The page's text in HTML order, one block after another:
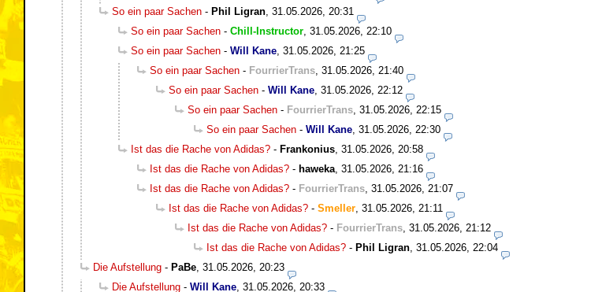
So ein paar Sachen - Phil Ligran 31.05.2026, 20:31
So ein paar Sachen - Chill-Instructor 31.05.2026, 22:10
So ein paar Sachen - Will Kane 31.05.2026, 21:25
So ein paar Sachen - FourrierTrans 31.05.2026, 21:40
So ein paar Sachen - Will Kane 31.05.2026, 22:12
So ein paar Sachen - FourrierTrans 31.05.2026, 22:15
So ein paar Sachen - Will Kane 31.05.2026, 22:30
Ist das die Rache von Adidas? - Frankonius 31.05.2026, 20:58
Ist das die Rache von Adidas? - haweka 31.05.2026, 21:16
Ist das die Rache von Adidas? - FourrierTrans 31.05.2026, 21:07
Ist das die Rache von Adidas? - Smeller 31.05.2026, 21:11
Ist das die Rache von Adidas? - FourrierTrans 31.05.2026, 21:12
Ist das die Rache von Adidas? - Phil Ligran 31.05.2026, 22:04
Die Aufstellung - PaBe 31.05.2026, 20:23
Die Aufstellung - Will Kane 31.05.2026, 20:33